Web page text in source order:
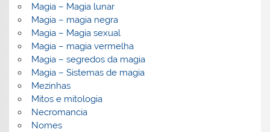
Magia – Magia lunar
Magia – magia negra
Magia – Magia sexual
Magia – magia vermelha
Magia – segredos da magia
Magia – Sistemas de magia
Mezinhas
Mitos e mitologia
Necromancia
Nomes